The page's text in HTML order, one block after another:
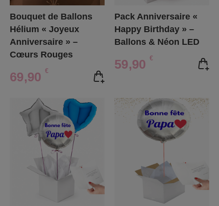
Bouquet de Ballons
Hélium « Joyeux
Anniversaire » –
Cœurs Rouges
69,90 €
Pack Anniversaire «
Happy Birthday » –
Ballons & Néon LED
59,90 €